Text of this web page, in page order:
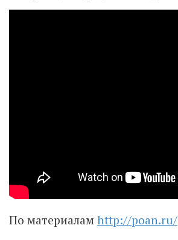
По материалам http://poan.ru/